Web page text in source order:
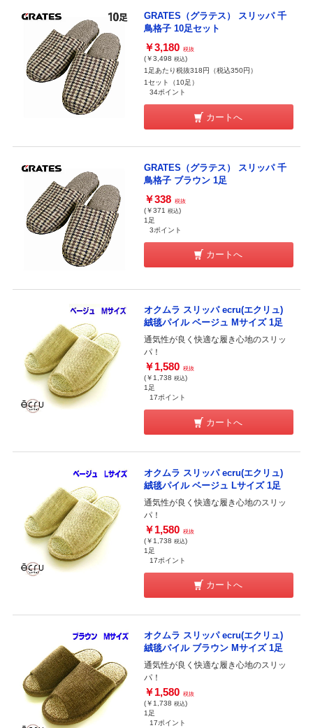
GRATES（グラテス） スリッパ 千
鳥格子 10足セット
￥3,180 税抜
(￥3,498 税込)
1足あたり税抜318円（税込350円）
1セット（10足）
34ポイント
カートへ
GRATES（グラテス） スリッパ 千
鳥格子 ブラウン 1足
￥338 税抜
(￥371 税込)
1足
3ポイント
カートへ
オクムラ スリッパ ecru(エクリュ)
絨毯パイル ベージュ Mサイズ 1足
通気性が良く快適な履き心地のスリッ
パ！
￥1,580 税抜
(￥1,738 税込)
1足
17ポイント
カートへ
オクムラ スリッパ ecru(エクリュ)
絨毯パイル ベージュ Lサイズ 1足
通気性が良く快適な履き心地のスリッ
パ！
￥1,580 税抜
(￥1,738 税込)
1足
17ポイント
カートへ
オクムラ スリッパ ecru(エクリュ)
絨毯パイル ブラウン Mサイズ 1足
通気性が良く快適な履き心地のスリッ
パ！
￥1,580 税抜
(￥1,738 税込)
1足
17ポイント